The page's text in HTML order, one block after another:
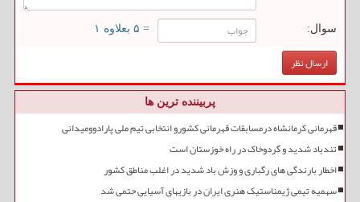
سوال: = ۵ بعلاوه ۱
پربیننده ترین ها
قهرمانی کرمانشاه درمسابقات قهرمانی کشورو انتخابی تیم ملی پارادوومیدانی
تندباد شدید و گردوخاک در راه خوزستان است
اخطار بارندگی های رگباری و وزش باد شدید در اغلب مناطق کشور
سهمیه تیمی ژیمناستیک هنری ایران در بازیهای آسیایی حتمی شد